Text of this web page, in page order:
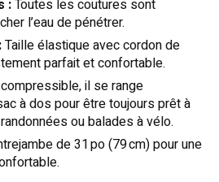
:Toutes les coutures sont
l’eau de pénétrer.
Taille élastique avec cordon de
parfait et confortable.
il se range
à dos pour être toujours prêt à
ou balades à vélo.
de 31 po (79 cm) pour une